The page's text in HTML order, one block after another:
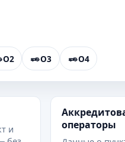
O2 O3 O4
и
операторы